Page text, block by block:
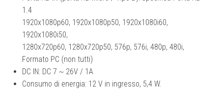
1.4
1920x1080p60, 1920x1080p50, 1920x1080i60,
1920x1080i50,
1280x720p60, 1280x720p50, 576p, 576i, 480p, 480i,
Formato PC (non tutti)
DC IN: DC 7 ~ 26V / 1A
Consumo di energia: 12 V in ingresso, 5,4 W.